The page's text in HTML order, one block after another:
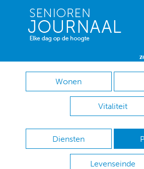
Wonen
Vitaliteit
Diensten
Levenseinde